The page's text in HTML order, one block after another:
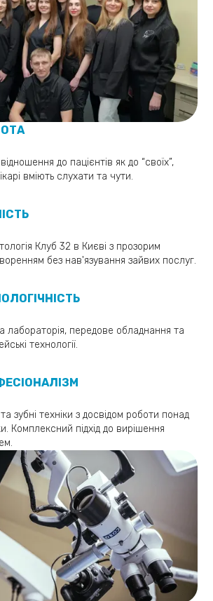
до пацієнтів як до “своїх”,
вміють слухати та чути.
Клуб 32 в Києві з прозорим
без нав'язування зайвих послуг.
лабораторія, передове обладнання та
технології.
та зубні техніки з досвідом роботи понад
Комплексний підхід до вирішення